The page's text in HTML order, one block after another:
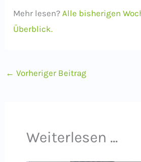
Mehr lesen? Alle bisherigen
Überblick.
← Vorheriger Beitrag
Weiterlesen ...